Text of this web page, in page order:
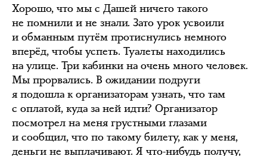
Хорошо, что мы с Дашей ничего такого
не помнили и не знали. Зато урок усвоили
и обманным путём протиснулись немного
вперёд, чтобы успеть. Туалеты находились
на улице. Три кабинки на очень много человек.
Мы прорвались. В ожидании подруги
я подошла к организаторам узнать, что там
с оплатой, куда за ней идти? Организатор
посмотрел на меня грустными глазами
и сообщил, что по такому билету, как у меня,
деньги не выплачивают. Я что-нибудь получу,